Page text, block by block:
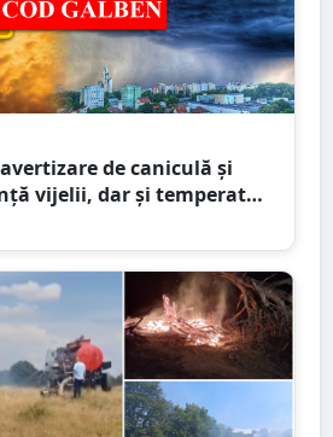
de caniculă și
vijelii, dar și temperaturi
ANM